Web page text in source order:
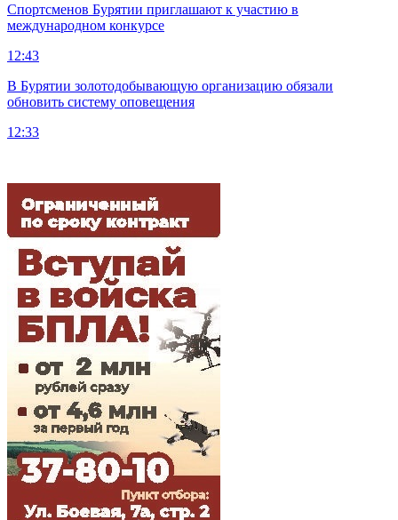
Спортсменов Бурятии приглашают к участию в
международном конкурсе
12:43
В Бурятии золотодобывающую организацию обязали
обновить систему оповещения
12:33